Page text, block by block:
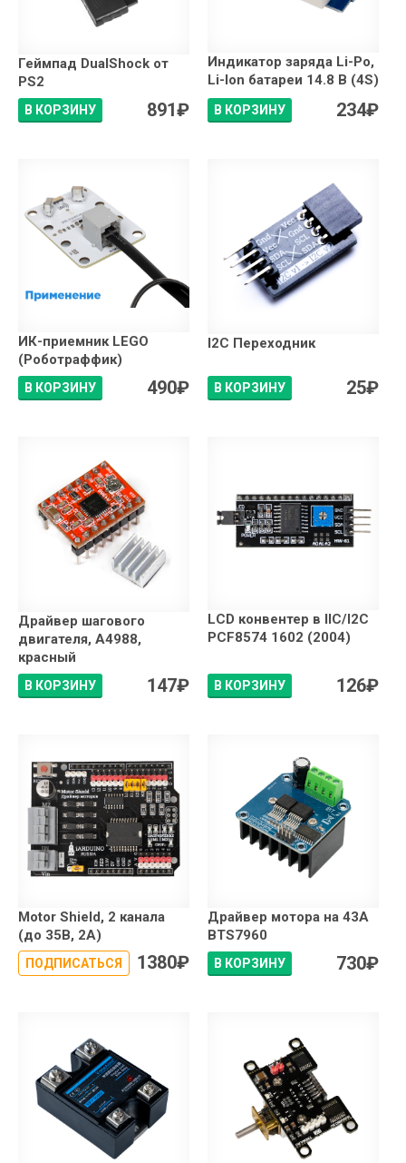
Геймпад DualShock от
PS2
В КОРЗИНУ 891₽
Индикатор заряда Li-Po,
Li-Ion батареи 14.8 В (4S)
В КОРЗИНУ 234₽
ИК-приемник LEGO
(Роботраффик)
В КОРЗИНУ 490₽
I2C Переходник
В КОРЗИНУ 25₽
Драйвер шагового
двигателя, A4988,
красный
В КОРЗИНУ 147₽
LCD конвентер в IIC/I2C
PCF8574 1602 (2004)
В КОРЗИНУ 126₽
Motor Shield, 2 канала
(до 35В, 2А)
ПОДПИСАТЬСЯ 1380₽
Драйвер мотора на 43А
BTS7960
В КОРЗИНУ 730₽